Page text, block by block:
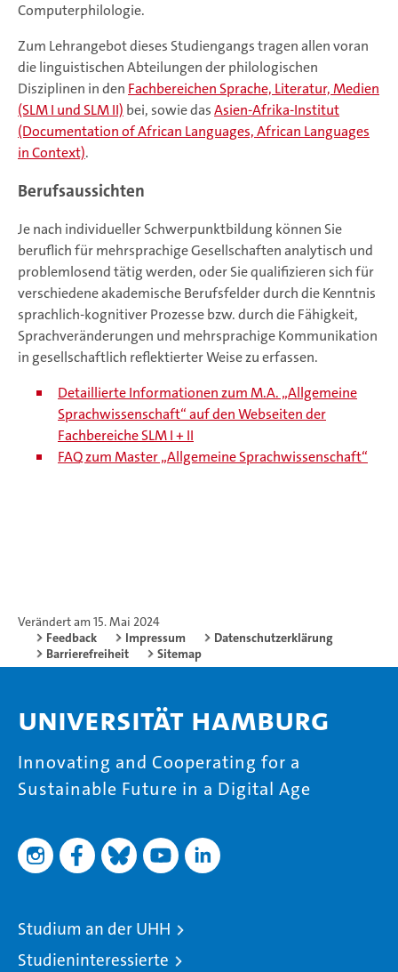
Computerphilologie.
Zum Lehrangebot dieses Studiengangs tragen allen voran
die linguistischen Abteilungen der philologischen
Disziplinen in den Fachbereichen Sprache, Literatur, Medien
(SLM I und SLM II) bei, sowie dasAsien-Afrika-Institut
(Documentation of African Languages, African Languages
in Context).
Berufsaussichten
Je nach individueller Schwerpunktbildung können Sie
beruflich für mehrsprachige Gesellschaften analytisch und
problemlosend tätig werden, oder Sie qualifizieren sich für
verschiedene akademische Berufsfelder durch die Kenntnis
sprachlich-kognitiver Prozesse bzw. durch die Fähigkeit,
Sprachveränderungen und mehrsprachige Kommunikation
in gesellschaftlich reflektierter Weise zu erfassen.
Detaillierte Informationen zum M.A. „Allgemeine
Sprachwissenschaft“ auf den Webseiten der
Fachbereiche SLM I + II
FAQ zum Master „Allgemeine Sprachwissenschaft“
Verändert am 15. Mai 2024
Feedback
Impressum
Datenschutzerklärung
Barrierefreiheit
Sitemap
Universität Hamburg
Innovating and Cooperating for a
Sustainable Future in a Digital Age
Studium an der UHH
Studieninteressierte